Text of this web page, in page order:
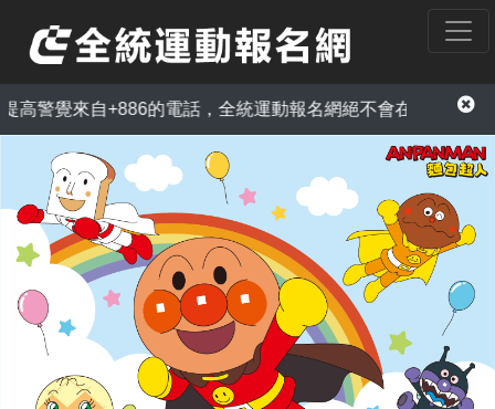
警覺來自+886的電話，全統運動報名網絕不會在電話中以